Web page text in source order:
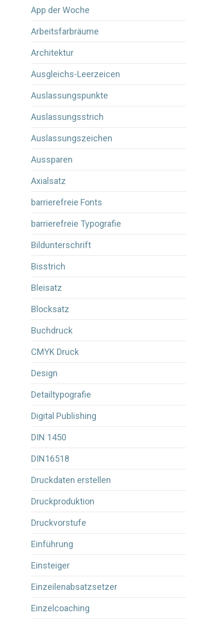
App der Woche
Arbeitsfarbräume
Architektur
Ausgleichs-Leerzeicen
Auslassungspunkte
Auslassungsstrich
Auslassungszeichen
Aussparen
Axialsatz
barrierefreie Fonts
barrierefreie Typografie
Bildunterschrift
Bisstrich
Bleisatz
Blocksatz
Buchdruck
CMYK Druck
Design
Detailtypografie
Digital Publishing
DIN 1450
DIN16518
Druckdaten erstellen
Druckproduktion
Druckvorstufe
Einführung
Einsteiger
Einzeilenabsatzsetzer
Einzelcoaching